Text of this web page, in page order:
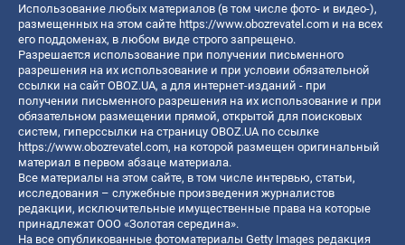
Использование любых материалов (в том числе фото- и видео-),
размещенных на этом сайте https://www.obozrevatel.com и на всех
его поддоменах, в любом виде строго запрещено.
Разрешается использование при получении письменного
разрешения на их использование и при условии обязательной
ссылки на сайт OBOZ.UA, а для интернет-изданий - при
получении письменного разрешения на их использование и при
обязательном размещении прямой, открытой для поисковых
систем, гиперссылки на страницу OBOZ.UA по ссылке
https://www.obozrevatel.com, на которой размещен оригинальный
материал в первом абзаце материала.
Все материалы на этом сайте, в том числе интервью, статьи,
исследования – служебные произведения журналистов
редакции, исключительные имущественные права на которые
принадлежат ООО «Золотая середина».
На все опубликованные фотоматериалы Getty Images редакция